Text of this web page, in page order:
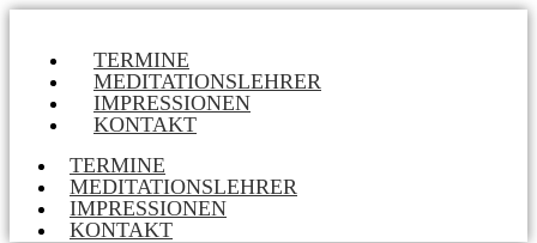
TERMINE
MEDITATIONSLEHRER
IMPRESSIONEN
KONTAKT
TERMINE
MEDITATIONSLEHRER
IMPRESSIONEN
KONTAKT